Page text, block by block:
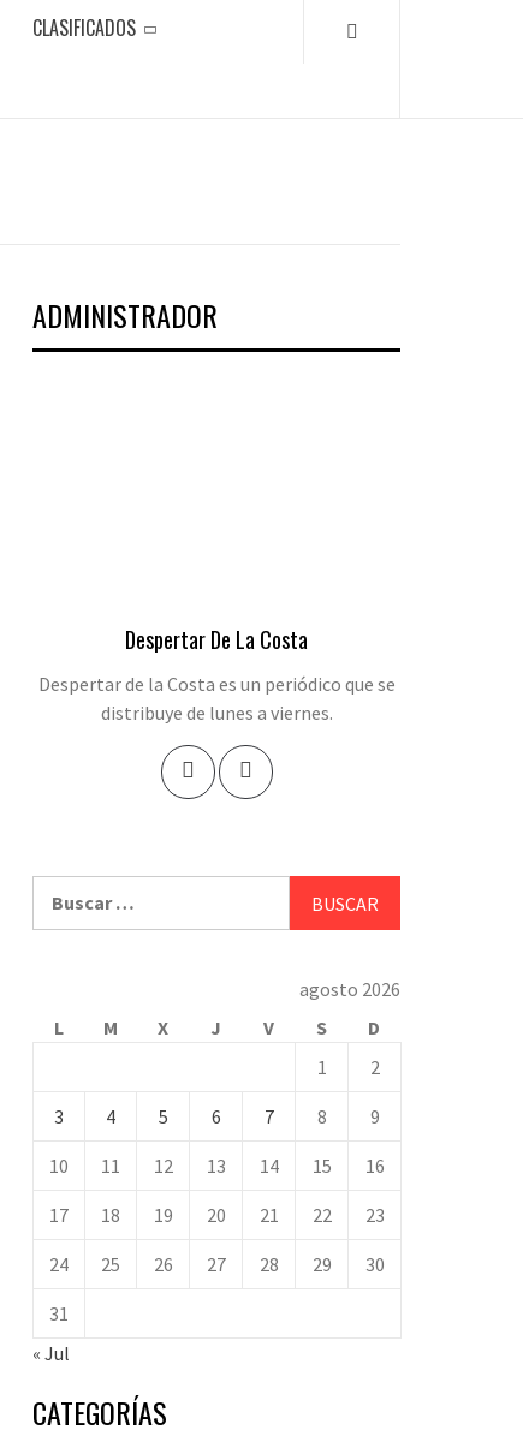
CLASIFICADOS
ADMINISTRADOR
Despertar De La Costa
Despertar de la Costa es un periódico que se
distribuye de lunes a viernes.
agosto 2026
L
M X J V S
D
1
2
3 4 5 6 7 8 9
10 11 12 13 14 15 16
17 18 19 20 21 22 23
24 25 26 27 28 29 30
31
« Jul
CATEGORÍAS